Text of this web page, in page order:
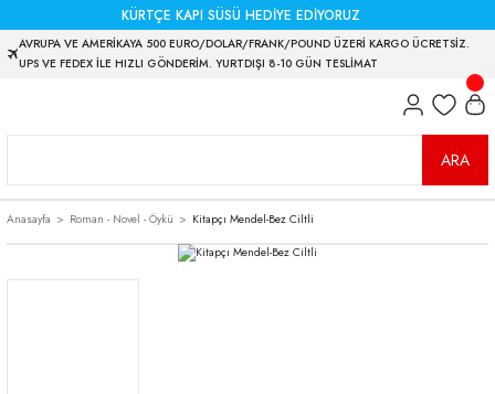
KÜRTÇE KAPI SÜSÜ HEDİYE EDİYORUZ
AVRUPA VE AMERİKAYA 500 EURO/DOLAR/FRANK/POUND ÜZERİ KARGO ÜCRETSİZ.
UPS VE FEDEX İLE HIZLI GÖNDERİM. YURTDIŞI 8-10 GÜN TESLİMAT
ARA
Anasayfa Roman - Novel - Öykü Kitapçı Mendel-Bez Ciltli